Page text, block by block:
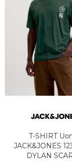
T-SHIRT
JACK&JONES
DYLAN